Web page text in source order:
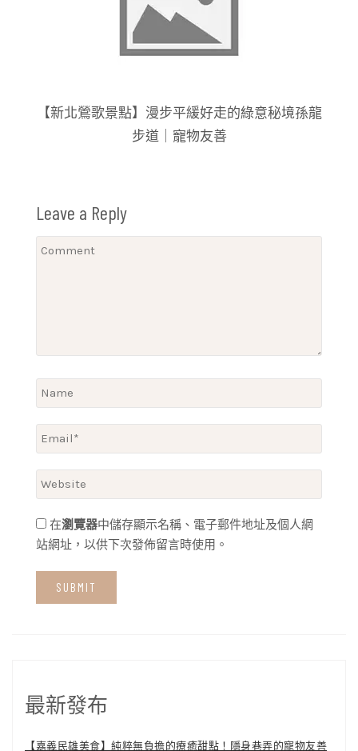
【新北鶯歌景點】漫步平緩好走的綠意秘境孫龍
步道｜寵物友善
Leave a Reply
在瀏覽器中儲存顯示名稱、電子郵件地址及個人網
站網址，以供下次發佈留言時使用。
最新發布
【嘉義民雄美食】純粹無負擔的療癒甜點！隱身巷弄的寵物友善